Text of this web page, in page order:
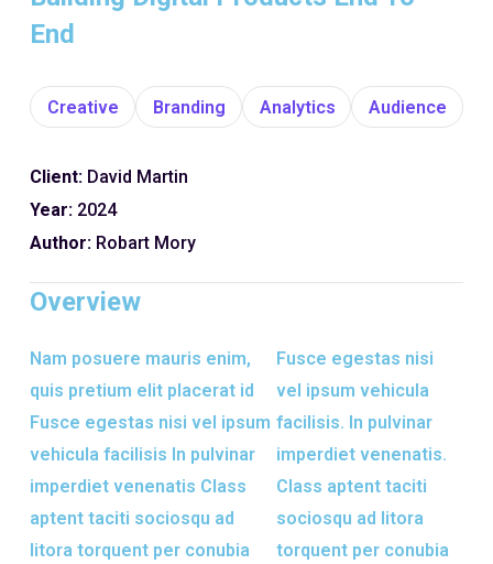
End
Creative Branding Analytics Audience
Client: David Martin
Year: 2024
Author: Robart Mory
Overview
Nam posuere mauris enim,
quis pretium elit placerat id
Fusce egestas nisi vel ipsum
vehicula facilisis In pulvinar
imperdiet venenatis Class
aptent taciti sociosqu ad
litora torquent per conubia
Fusce egestas nisi
vel ipsum vehicula
facilisis. In pulvinar
imperdiet venenatis.
Class aptent taciti
sociosqu ad litora
torquent per conubia